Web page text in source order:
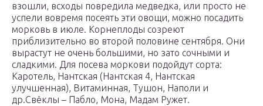
взошли, всходы повредила медведка, или просто не
успели вовремя посеять эти овощи, можно посадить
морковь в июле. Корнеплоды созреют
приблизительно во второй половине сентября. Они
вырастут не очень большими, но зато сочными и
сладкими. Для посева моркови подойдут сорта:
Каротель, Нантская (Нантская 4, Нантская
улучшенная), Витаминная, Тушон, Наполи и
др.Свёклы – Пабло, Мона, Мадам Ружет.